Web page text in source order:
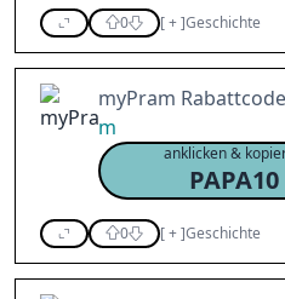
0 [+]Geschichte
myPram
m
anklicken &
PAPA10
0 [+]Geschichte